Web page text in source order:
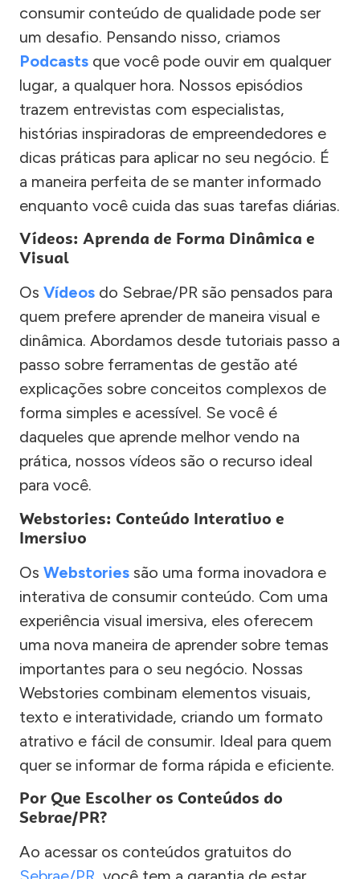
consumir conteúdo de qualidade pode ser
um desafio. Pensando nisso, criamos
Podcasts que você pode ouvir em qualquer
lugar, a qualquer hora. Nossos episódios
trazem entrevistas com especialistas,
histórias inspiradoras de empreendedores e
dicas práticas para aplicar no seu negócio. É
a maneira perfeita de se manter informado
enquanto você cuida das suas tarefas diárias.
Vídeos: Aprenda de Forma Dinâmica e
Visual
Os Vídeos do Sebrae/PR são pensados para
quem prefere aprender de maneira visual e
dinâmica. Abordamos desde tutoriais passo a
passo sobre ferramentas de gestão até
explicações sobre conceitos complexos de
forma simples e acessível. Se você é
daqueles que aprende melhor vendo na
prática, nossos vídeos são o recurso ideal
para você.
Webstories: Conteúdo Interativo e
Imersivo
Os Webstories são uma forma inovadora e
interativa de consumir conteúdo. Com uma
experiência visual imersiva, eles oferecem
uma nova maneira de aprender sobre temas
importantes para o seu negócio. Nossas
Webstories combinam elementos visuais,
texto e interatividade, criando um formato
atrativo e fácil de consumir. Ideal para quem
quer se informar de forma rápida e eficiente.
Por Que Escolher os Conteúdos do
Sebrae/PR?
Ao acessar os conteúdos gratuitos do